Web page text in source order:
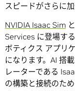
スピードがさらに
NVIDIA Isaac Sim と
Services に登場す
ボティクス アプリ
になります。AI 搭
レーターである
の構築と接続のた